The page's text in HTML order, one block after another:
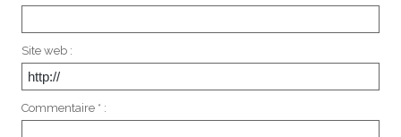
Site web :
Commentaire * :